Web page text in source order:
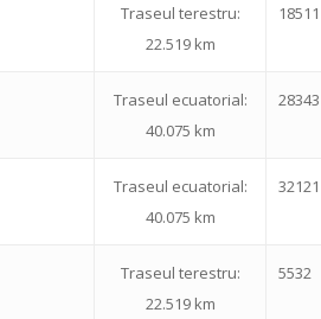
Traseul terestru:
22.519 km
18511
Traseul ecuatorial:
40.075 km
28343
Traseul ecuatorial:
40.075 km
32121
Traseul terestru:
22.519 km
5532